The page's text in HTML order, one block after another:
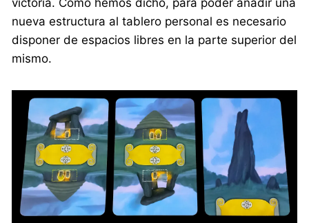
nueva estructura al tablero personal es necesario
disponer de espacios libres en la parte superior del
mismo.